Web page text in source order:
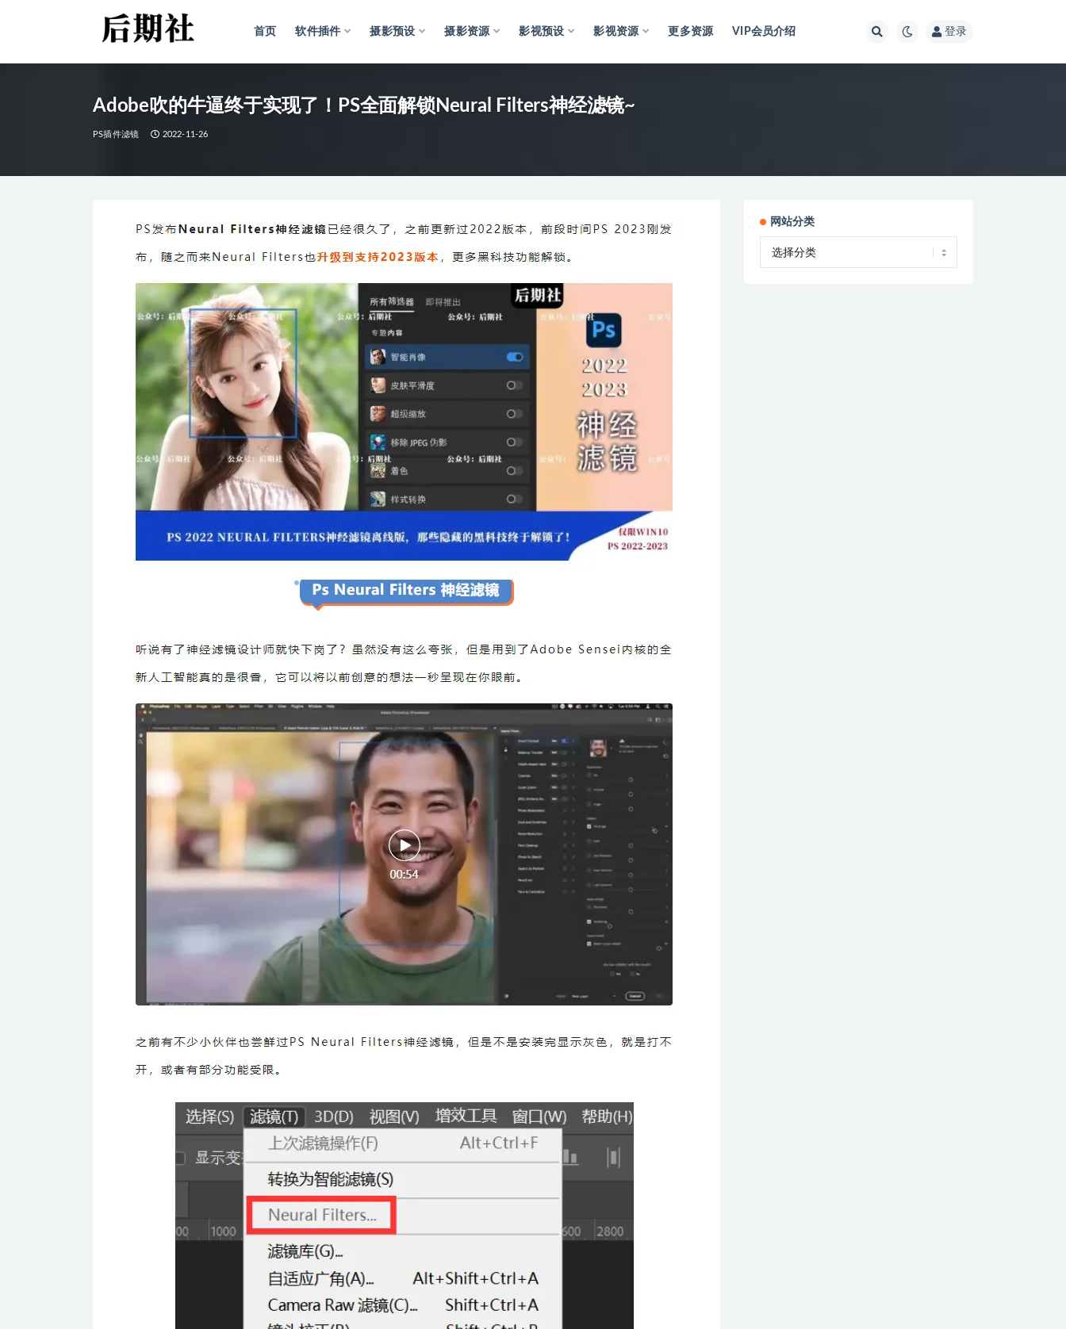
首页 软件插件 摄影预设 摄影资源 影视预设 影视资源 更多资源 VIP会员介绍 登录
Adobe吹的牛逼终于实现了！PS全面解锁Neural Filters神经滤镜~
PS插件滤镜 2022-11-26
网站分类